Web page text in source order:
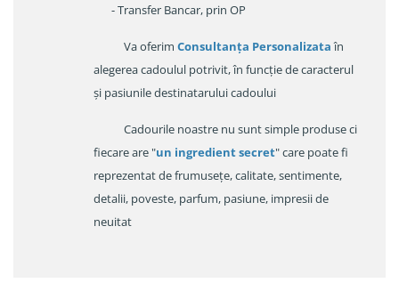
- Transfer Bancar, prin OP
Va oferim Consultanța Personalizataîn
alegerea cadoulul potrivit, în funcție de caracterul
și pasiunile destinatarului cadoului
Cadourile noastre nu sunt simple produse ci
fiecare are "un ingredient secret" care poate fi
reprezentat de frumusețe, calitate, sentimente,
detalii, poveste, parfum, pasiune, impresii de
neuitat